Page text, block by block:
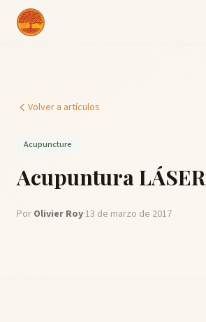
Volver a artículos
Acupuncture
Acupuntura LÁSER
Por Olivier Roy·13 de marzo de 2017